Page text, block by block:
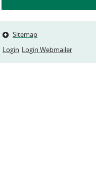
Sitemap
Login Login Webmailer